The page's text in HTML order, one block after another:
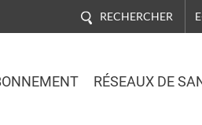
RECHERCHER
RÉSEAUX DE